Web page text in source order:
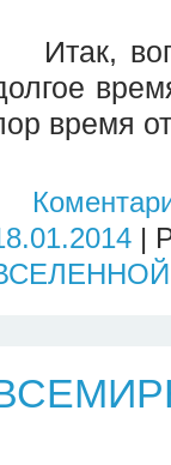
Итак,
время
|